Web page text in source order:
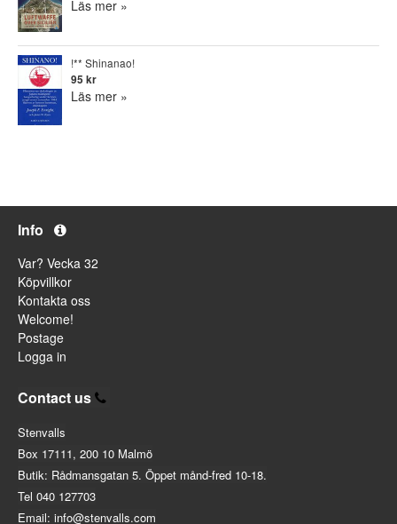
Läs mer »
!** Shinanao!
95 kr
Läs mer »
Info
Var? Vecka 32
Köpvillkor
Kontakta oss
Welcome!
Postage
Logga in
Contact us
Stenvalls
Box 17111, 200 10 Malmö
Butik: Rådmansgatan 5. Öppet månd-fred 10-18.
Tel 040 127703
Email: info@stenvalls.com